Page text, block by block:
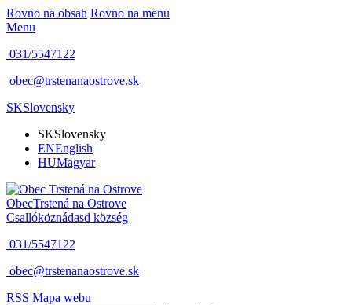
Rovno na obsah Rovno na menu
Menu
031/5547122
obec@trstenanaostrove.sk
SKSlovensky
SKSlovensky
ENEnglish
HUMagyar
ObecTrstená na Ostrove
Csallóköznádasd község
031/5547122
obec@trstenanaostrove.sk
RSS Mapa webu